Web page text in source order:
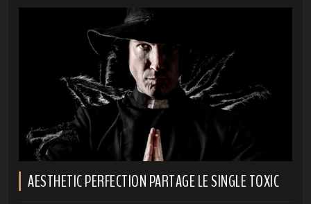
AESTHETIC PERFECTION PARTAGE LE SINGLE TOXIC